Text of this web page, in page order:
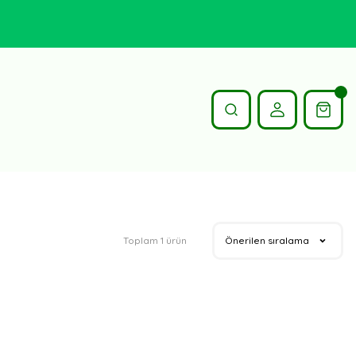
Toplam 1 ürün